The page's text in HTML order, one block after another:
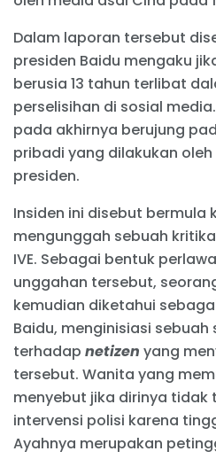
Dalam laporan tersebut
presiden Baidu mengaku
berusia 13 tahun terlibat
perselisihan di sosial
pada akhirnya berujung
pribadi yang dilakukan
presiden.
Insiden ini disebut bermula
mengunggah sebuah
IVE. Sebagai bentuk
unggahan tersebut,
kemudian diketahui
Baidu, menginisiasi sebuah
terhadap netizen yang
tersebut. Wanita yang
menyebut jika dirinya
intervensi polisi karena
Ayahnya merupakan